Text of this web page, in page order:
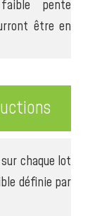
pente
être en
chaque lot
définie par